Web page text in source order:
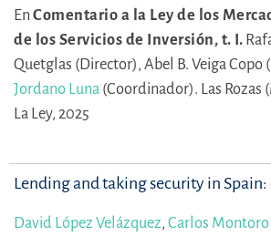
En Comentario a la Ley de los
de los Servicios de Inversión, t. I.
Quetglas (Director), Abel B. Veiga Copo
Jordano Luna (Coordinador). Las
La Ley, 2025
Lending and taking security in
David López Velázquez, Carlos Montoro